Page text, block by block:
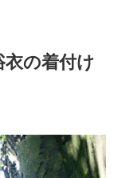
の着付け